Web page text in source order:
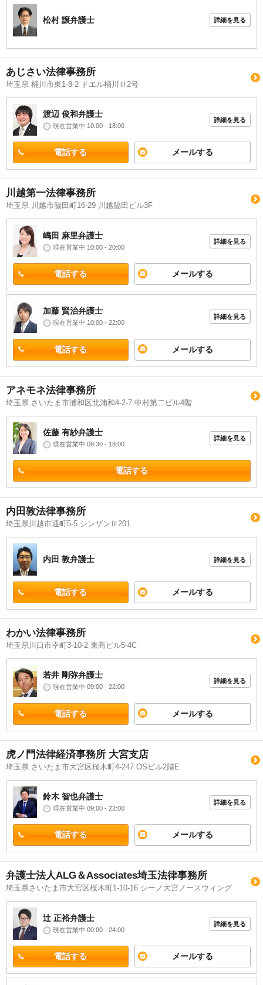
松村 譲弁護士 詳細を見る
あじさい法律事務所
埼玉県 桶川市東1-8-2 ドエル桶川Ⅲ2号
渡辺 俊和弁護士
現在営業中 10:00 - 18:00
詳細を見る
電話する メールする
川越第一法律事務所
埼玉県 川越市脇田町16-29 川越脇田ビル3F
嶋田 麻里弁護士
現在営業中 10:00 - 20:00
詳細を見る
電話する メールする
加藤 賢治弁護士
現在営業中 10:00 - 22:00
詳細を見る
電話する メールする
アネモネ法律事務所
埼玉県 さいたま市浦和区北浦和4-2-7 中村第二ビル4階
佐藤 有紗弁護士
現在営業中 09:30 - 18:00
詳細を見る
電話する
内田敦法律事務所
埼玉県川越市通町5-5 シンザンⅢ201
内田 敦弁護士 詳細を見る
電話する メールする
わかい法律事務所
埼玉県川口市幸町3-10-2 東商ビル5-4C
若井 剛弥弁護士
現在営業中 09:00 - 22:00
詳細を見る
電話する メールする
虎ノ門法律経済事務所 大宮支店
埼玉県 さいたま市大宮区桜木町4-247 OSビル2階E
鈴木 智也弁護士
現在営業中 09:00 - 22:00
詳細を見る
電話する メールする
弁護士法人ALG＆Associates埼玉法律事務所
埼玉県さいたま市大宮区桜木町1-10-16 シーノ大宮ノースウィング
辻 正裕弁護士
現在営業中 00:00 - 24:00
詳細を見る
電話する メールする